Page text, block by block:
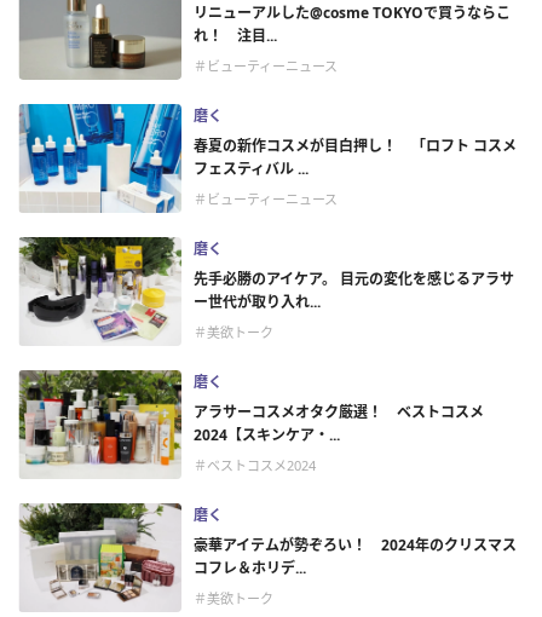
リニューアルした@cosme TOKYOで買うならこ
れ！ 注目...
＃ビューティーニュース
磨く
春夏の新作コスメが目白押し！ 「ロフト コスメ
フェスティバル ...
＃ビューティーニュース
磨く
先手必勝のアイケア。 目元の変化を感じるアラサ
ー世代が取り入れ...
＃美欲トーク
磨く
アラサーコスメオタク厳選！ ベストコスメ
2024【スキンケア・...
＃ベストコスメ2024
磨く
豪華アイテムが勢ぞろい！ 2024年のクリスマス
コフレ＆ホリデ...
＃美欲トーク